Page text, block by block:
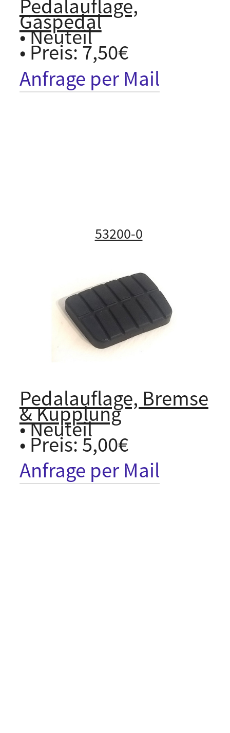
Pedalauflage,
Gaspedal
• Neuteil
• Preis: 7,50€
Anfrage per Mail
53200-0
Pedalauflage, Bremse
& Kupplung
• Neuteil
• Preis: 5,00€
Anfrage per Mail